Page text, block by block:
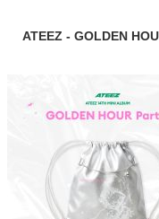
ATEEZ - GOLDEN